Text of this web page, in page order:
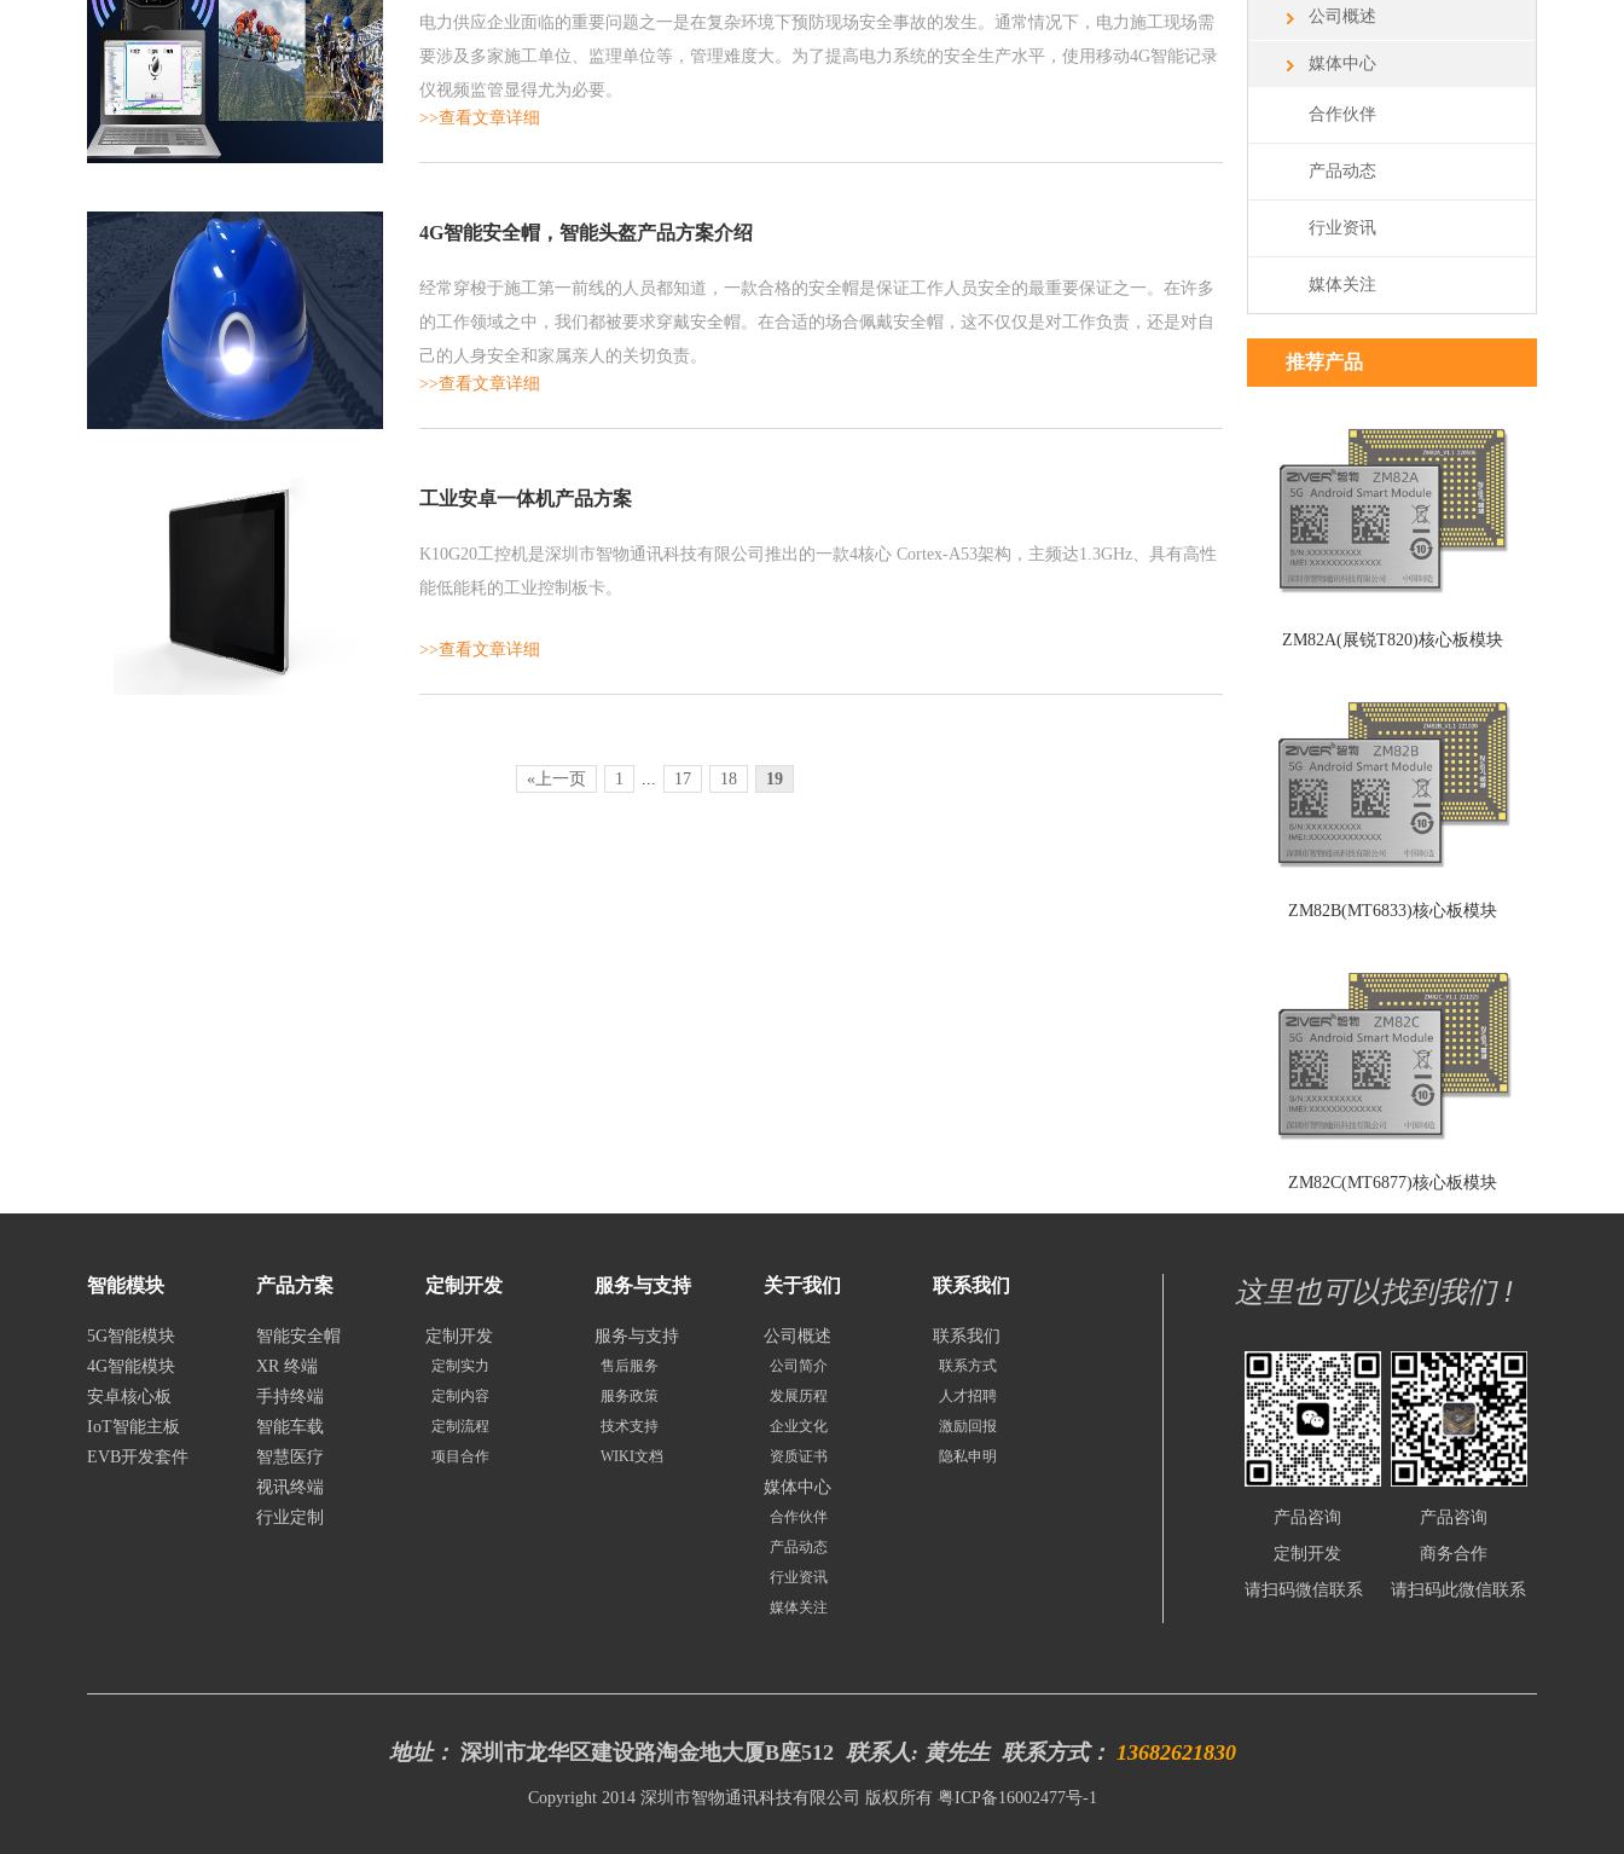
电力供应企业面临的重要问题之一是在复杂环境下预防现场安全事故的发生。通常情况下，电力施工现场需
要涉及多家施工单位、监理单位等，管理难度大。为了提高电力系统的安全生产水平，使用移动4G智能记录
仪视频监管显得尤为必要。
>>查看文章详细
4G智能安全帽，智能头盔产品方案介绍
经常穿梭于施工第一前线的人员都知道，一款合格的安全帽是保证工作人员安全的最重要保证之一。在许多
的工作领域之中，我们都被要求穿戴安全帽。在合适的场合佩戴安全帽，这不仅仅是对工作负责，还是对自
己的人身安全和家属亲人的关切负责。
>>查看文章详细
工业安卓一体机产品方案
K10G20工控机是深圳市智物通讯科技有限公司推出的一款4核心 Cortex-A53架构，主频达1.3GHz、具有高性
能低能耗的工业控制板卡。
>>查看文章详细
«上一页 1 ... 17 18 19
公司概述
媒体中心
合作伙伴
产品动态
行业资讯
媒体关注
推荐产品
ZM82A(展锐T820)核心板模块
ZM82B(MT6833)核心板模块
ZM82C(MT6877)核心板模块
智能模块
5G智能模块
4G智能模块
安卓核心板
IoT智能主板
EVB开发套件
产品方案
智能安全帽
XR 终端
手持终端
智能车载
智慧医疗
视讯终端
行业定制
定制开发
定制开发
定制实力
定制内容
定制流程
项目合作
服务与支持
服务与支持
售后服务
服务政策
技术支持
WIKI文档
关于我们
公司概述
公司简介
发展历程
企业文化
资质证书
媒体中心
合作伙伴
产品动态
行业资讯
媒体关注
联系我们
联系我们
联系方式
人才招聘
激励回报
隐私申明
这里也可以找到我们 !
产品咨询
定制开发
请扫码微信联系
产品咨询
商务合作
请扫码此微信联系
地址： 深圳市龙华区建设路淘金地大厦B座512联系人: 黄先生 联系方式： 13682621830
Copyright 2014 深圳市智物通讯科技有限公司 版权所有 粤ICP备16002477号-1